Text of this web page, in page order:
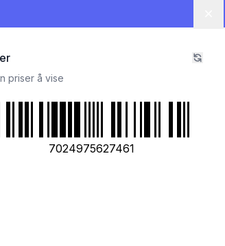
priser å vise
7024975627461